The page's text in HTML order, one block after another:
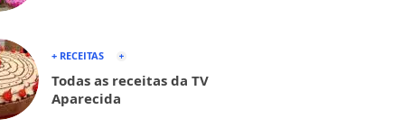
+ RECEITAS
Todas as receitas da TV
Aparecida